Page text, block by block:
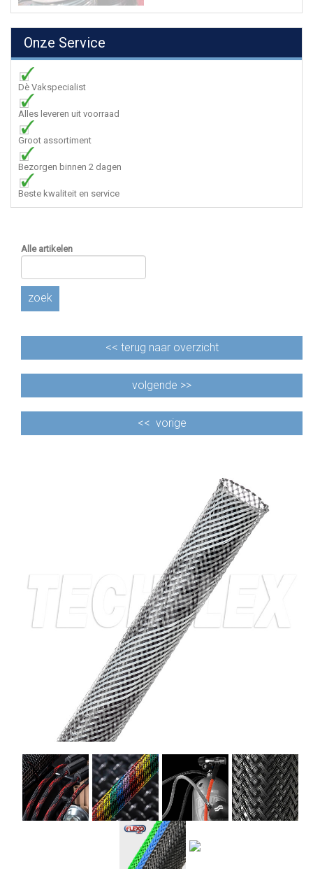
Onze Service
Dè Vakspecialist
Alles leveren uit voorraad
Groot assortiment
Bezorgen binnen 2 dagen
Beste kwaliteit en service
Alle artikelen
zoek
<< terug naar overzicht
volgende >>
<< vorige